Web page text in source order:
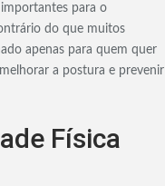
para o
do que muitos
apenas para quem quer
a postura e prevenir
Física